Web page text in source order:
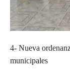
4- Nueva
municipales